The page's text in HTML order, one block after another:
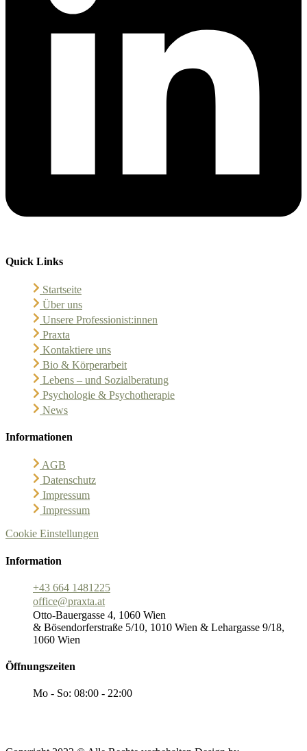
Quick Links
Startseite
Über uns
Unsere Professionist:innen
Praxta
Kontaktiere uns
Bio & Körperarbeit
Lebens – und Sozialberatung
Psychologie & Psychotherapie
News
Informationen
AGB
Datenschutz
Impressum
Impressum
Cookie Einstellungen
Information
+43 664 1481225
office@praxta.at
Otto-Bauergasse 4, 1060 Wien
& Bösendorferstraße 5/10, 1010 Wien & Lehargasse 9/18,
1060 Wien
Öffnungszeiten
Mo - So: 08:00 - 22:00